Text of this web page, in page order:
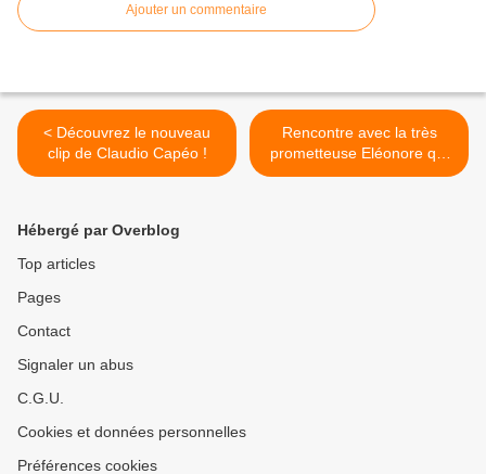
Ajouter un commentaire
< Découvrez le nouveau
clip de Claudio Capéo !
Rencontre avec la très
prometteuse Eléonore qui
vient de sortir « Motel
Hébergé par Overblog
Top articles
Pages
Contact
Signaler un abus
C.G.U.
Cookies et données personnelles
Préférences cookies